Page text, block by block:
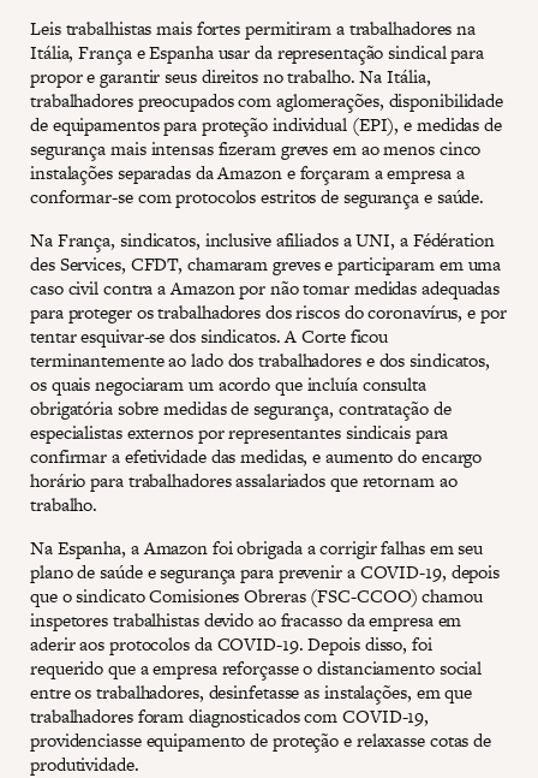
Leis trabalhistas mais fortes permitiram a trabalhadores na
Itália, França e Espanha usar da representação sindical para
propor e garantir seus direitos no trabalho. Na Itália,
trabalhadores preocupados com aglomerações, disponibilidade
de equipamentos para proteção individual (EPI), e medidas de
segurança mais intensas fizeram greves em ao menos cinco
instalações separadas da Amazon e forçaram a empresa a
conformar-se com protocolos estritos de segurança e saúde.
Na França, sindicatos, inclusive afiliados a UNI, a Fédération
des Services, CFDT, chamaram greves e participaram em uma
caso civil contra a Amazon por não tomar medidas adequadas
para proteger os trabalhadores dos riscos do coronavírus, e por
tentar esquivar-se dos sindicatos. A Corte ficou
terminantemente ao lado dos trabalhadores e dos sindicatos,
os quais negociaram um acordo que incluía consulta
obrigatória sobre medidas de segurança, contratação de
especialistas externos por representantes sindicais para
confirmar a efetividade das medidas, e aumento do encargo
horário para trabalhadores assalariados que retornam ao
trabalho.
Na Espanha, a Amazon foi obrigada a corrigir falhas em seu
plano de saúde e segurança para prevenir a COVID-19, depois
que o sindicato Comisiones Obreras (FSC-CCOO) chamou
inspetores trabalhistas devido ao fracasso da empresa em
aderir aos protocolos da COVID-19. Depois disso, foi
requerido que a empresa reforçasse o distanciamento social
entre os trabalhadores, desinfetasse as instalações, em que
trabalhadores foram diagnosticados com COVID-19,
providenciasse equipamento de proteção e relaxasse cotas de
produtividade.